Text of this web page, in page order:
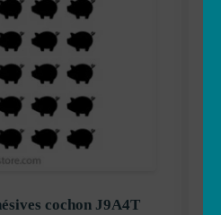
cochon J9A4T